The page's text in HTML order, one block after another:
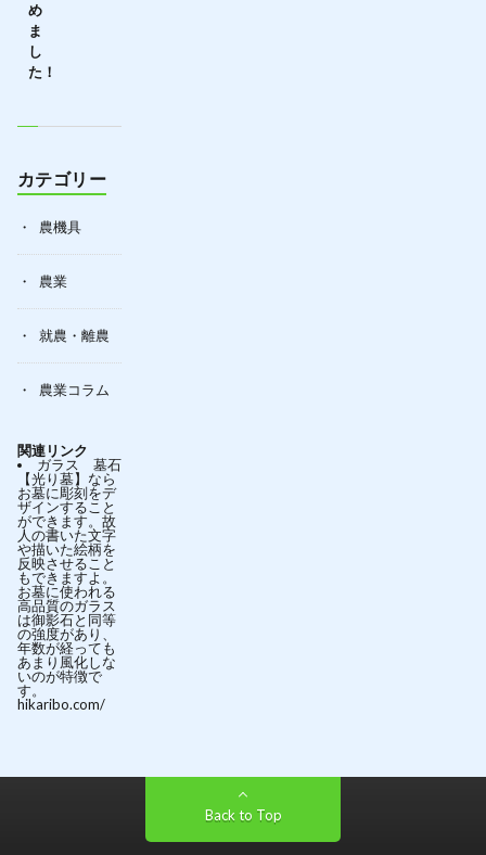
め
ま
し
た！
カテゴリー
農機具
農業
就農・離農
農業コラム
関連リンク
ガラス 墓石
【光り墓】なら
お墓に彫刻をデ
ザインすること
ができます。故
人の書いた文字
や描いた絵柄を
反映させること
もできますよ。
お墓に使われる
高品質のガラス
は御影石と同等
の強度があり、
年数が経っても
あまり風化しな
いのが特徴で
す。
hikaribo.com/
Back to Top